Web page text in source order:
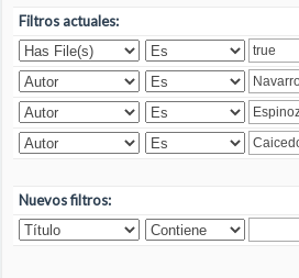
Filtros actuales:
Nuevos filtros: